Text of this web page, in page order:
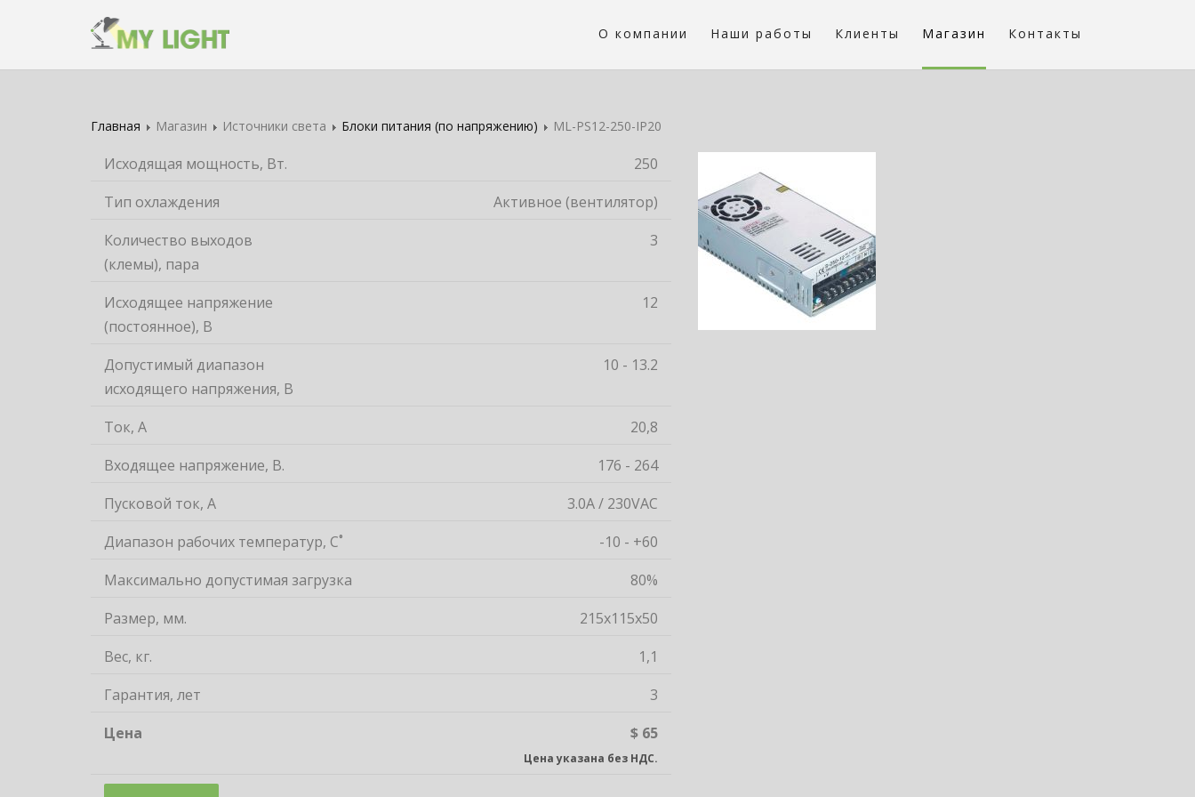
О компании Наши работы Клиенты Магазин Контакты
Главная Магазин Источники света Блоки питания (по напряжению) ML-PS12-250-IP20
Исходящая мощность, Вт.
250
Тип охлаждения
Активное (вентилятор)
Количество выходов
(клемы), пара
3
Исходящее напряжение
(постоянное), В
12
Допустимый диапазон
исходящего напряжения, В
10 - 13.2
Ток, А
20,8
Входящее напряжение, В.
176 - 264
Пусковой ток, А
3.0A / 230VAC
Диапазон рабочих температур, С˚
-10 - +60
Максимально допустимая загрузка
80%
Размер, мм.
215х115х50
Вес, кг.
1,1
Гарантия, лет
3
Цена
$ 65
Цена указана без НДС.